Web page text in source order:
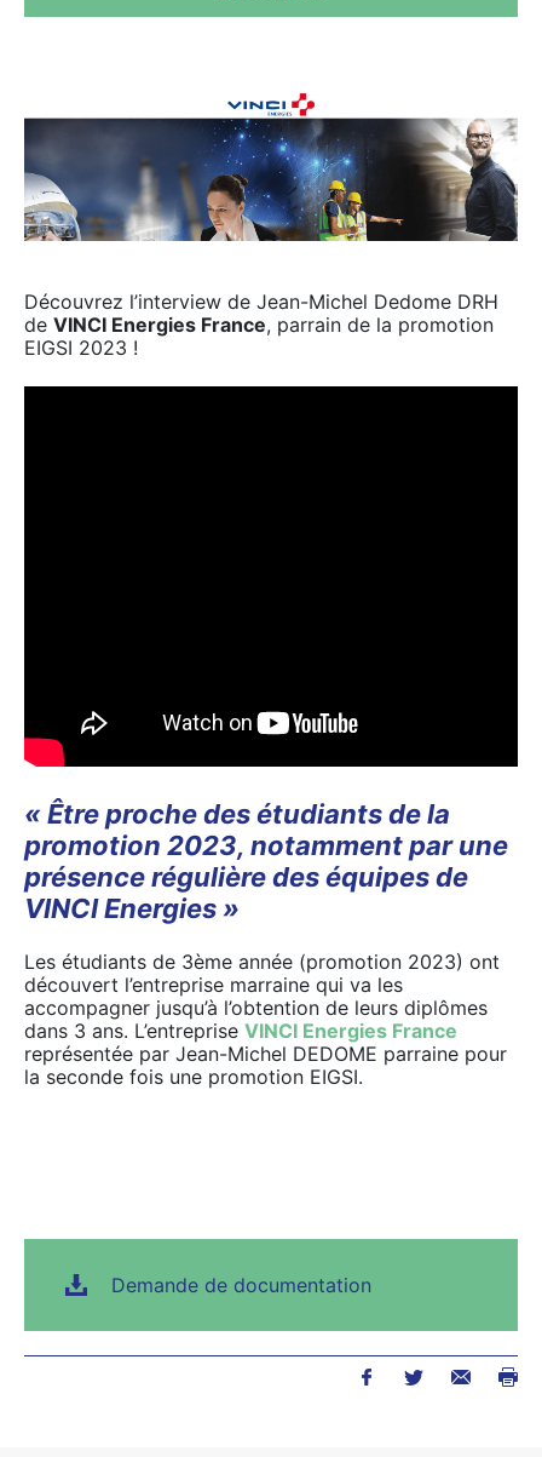
Découvrez l’interview de Jean-Michel Dedome DRH
de VINCI Energies France, parrain de la promotion
EIGSI 2023 !
« Être proche des étudiants de la
promotion 2023, notamment par une
présence régulière des équipes de
VINCI Energies »
Les étudiants de 3ème année (promotion 2023) ont
découvert l’entreprise marraine qui va les
accompagner jusqu’à l’obtention de leurs diplômes
dans 3 ans. L’entreprise VINCI Energies France
représentée par Jean-Michel DEDOME parraine pour
la seconde fois une promotion EIGSI.
Demande de documentation